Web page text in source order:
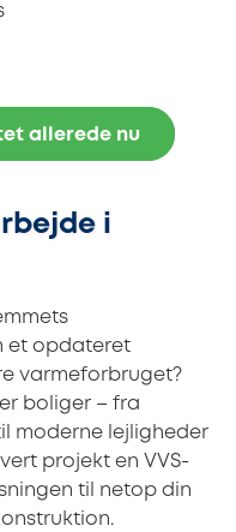
allerede nu
i
et opdateret
varmeforbruget?
boliger – fra
moderne lejligheder
projekt en VVS-
til netop din